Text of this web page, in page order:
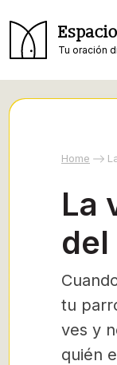
Tu oración
Home
La
tu
ves y
quién